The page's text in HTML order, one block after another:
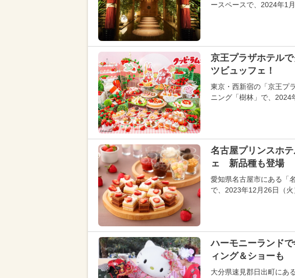
ースペースで、2024年1
京王プラザホテル
ツビュッフェ！
東京・西新宿の「京王プ
ニング「樹林」で、2024
名古屋プリンスホ
ェ 新品種も登場
愛知県名古屋市にある「
で、2023年12月26日（
ハーモニーランド
ィング＆ショーも
大分県速見郡日出町にあ